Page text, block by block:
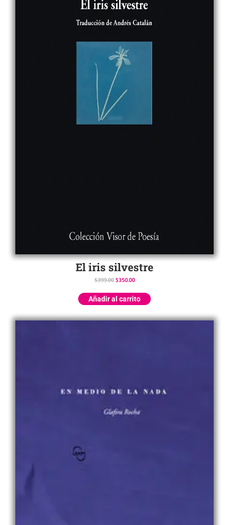
El iris silvestre
$399.00 $350.00
Añadir al carrito